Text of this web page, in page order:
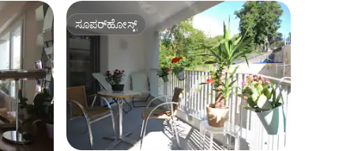
ಸೂಪರ್‌ಹೋಸ್ಟ್
ಸೂಪರ್‌ಹೋಸ್ಟ್